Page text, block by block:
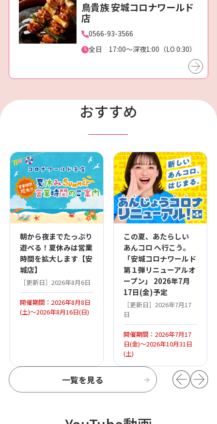
鳥貴族 安城コロナワールド
店
0566-93-3566
全日 17:00～深夜1:00（LO 0:30）
おすすめ
一覧を見る
朝から夜までたっぷり
遊べる！夏休みは営業
時間を拡大します【安
城店】
［更新日］2026年8月6日
開催期間：2026年8月8日
(土)～2026年8月16日(日)
この夏、あたらしい
あんコロ へ行こう。
「安城コロナワールド
第１弾リニューアルオ
ープン」 2026年7月
17日(金)予定
［更新日］2026年7月17
日
開催期間：2026年7月17
日(金)～2026年10月31日
(土)